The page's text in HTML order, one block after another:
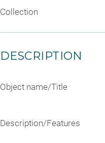
Collection
DESCRIPTION
Object name/Title
Description/Features